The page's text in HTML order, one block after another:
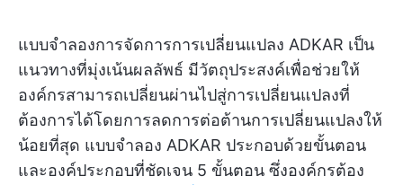
แบบจำลองการจัดการการเปลี่ยนแปลง ADKAR เป็น
แนวทางที่มุ่งเน้นผลลัพธ์ มีวัตถุประสงค์เพื่อช่วยให้
องค์กรสามารถเปลี่ยนผ่านไปสู่การเปลี่ยนแปลงที่
ต้องการได้โดยการลดการต่อต้านการเปลี่ยนแปลงให้
น้อยที่สุด แบบจำลอง ADKAR ประกอบด้วยขั้นตอน
และองค์ประกอบที่ชัดเจน 5 ขั้นตอน ซึ่งองค์กรต้อง